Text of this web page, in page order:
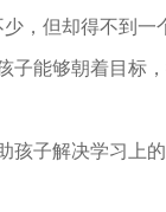
但却得不到一
能够朝着目标
子解决学习上